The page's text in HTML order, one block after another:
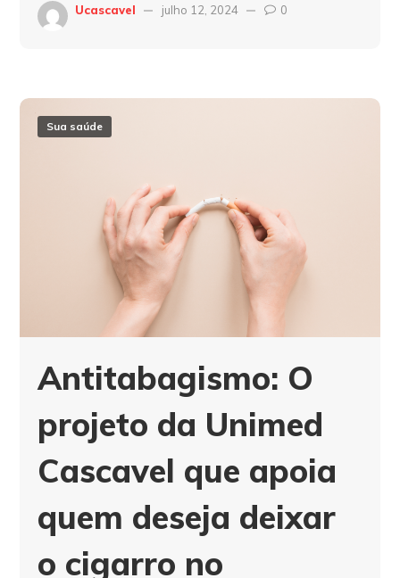
Ucascavel julho 12, 2024 0
Sua saúde
Antitabagismo: O
projeto da Unimed
Cascavel que apoia
quem deseja deixar
o cigarro no